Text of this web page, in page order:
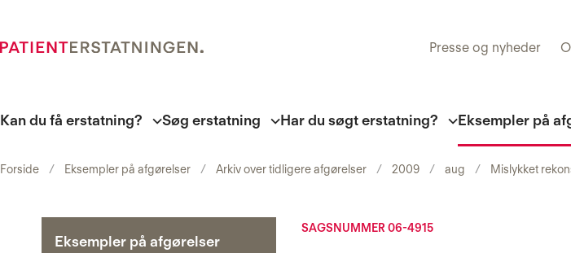
Presse og nyheder
Kan du få erstatning? Søg erstatning Har du søgt erstatning? Eksempler på
Forside Eksempler på afgørelser Arkiv over tidligere afgørelser 2009 aug Mislykket
Eksempler på afgørelser
SAGSNUMMER 06-4915